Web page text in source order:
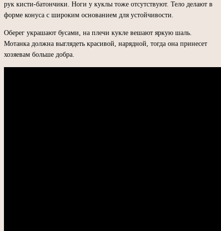
рук кисти-батончики. Ноги у куклы тоже отсутствуют. Тело делают в
форме конуса с широким основанием для устойчивости.
Оберег украшают бусами, на плечи кукле вешают яркую шаль.
Мотанка должна выглядеть красивой, нарядной, тогда она принесет
хозяевам больше добра.